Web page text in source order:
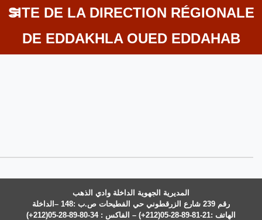
SITE DE LA DIRECTION RÉGIONALE
DE EDDAKHLA OUED EDDAHAB
المديرية الجهوية الداخلة وادي الذهب
رقم 239 شارع الزرقطوني حي الفطيحات ص.ب :148 –الداخلة
الهاتف :21-81-89-28-05(212+) – الفاكس : 34-80-89-28-05(212+)